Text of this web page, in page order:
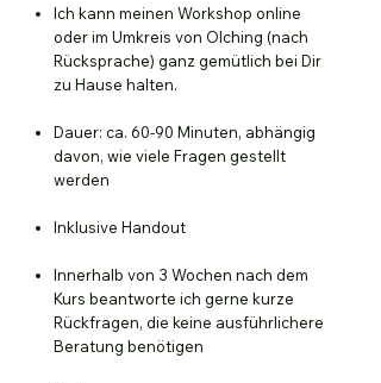
Ich kann meinen Workshop online
oder im Umkreis von Olching (nach
Rücksprache) ganz gemütlich bei Dir
zu Hause halten.
Dauer: ca. 60-90 Minuten, abhängig
davon, wie viele Fragen gestellt
werden
Inklusive Handout
Innerhalb von 3 Wochen nach dem
Kurs beantworte ich gerne kurze
Rückfragen, die keine ausführlichere
Beratung benötigen